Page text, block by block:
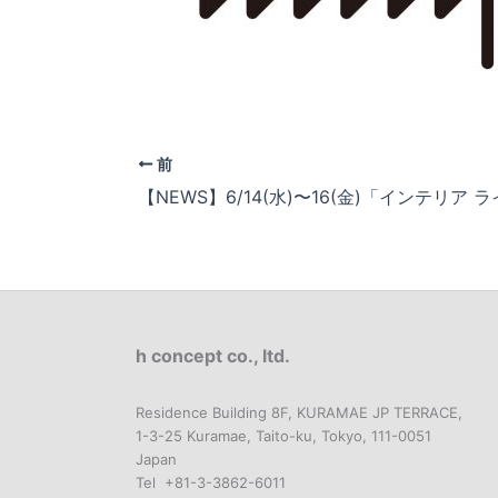
前
h concept co., ltd.
Residence Building 8F, KURAMAE JP TERRACE,
1-3-25 Kuramae, Taito-ku, Tokyo, 111-0051
Japan
Tel +81-3-3862-6011